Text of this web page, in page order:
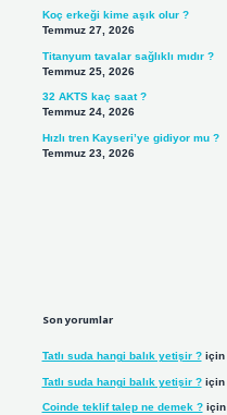
Koç erkeği kime aşık olur ?
Temmuz 27, 2026
Titanyum tavalar sağlıklı mıdır ?
Temmuz 25, 2026
32 AKTS kaç saat ?
Temmuz 24, 2026
Hızlı tren Kayseri’ye gidiyor mu ?
Temmuz 23, 2026
Son yorumlar
Tatlı suda hangi balık yetişir ?için
Tatlı suda hangi balık yetişir ?için
Coinde teklif talep ne demek ?için